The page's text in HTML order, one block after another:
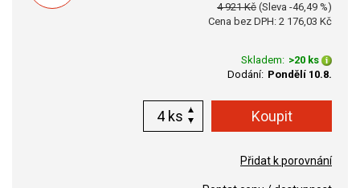
4 921 Kč (Sleva -46,49 %)
Cena bez DPH: 2 176,03 Kč
Skladem: >20 ks
Dodání: Pondělí 10.8.
ks
Přidat k porovnání